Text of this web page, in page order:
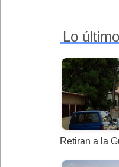
Lo último
Retiran a la